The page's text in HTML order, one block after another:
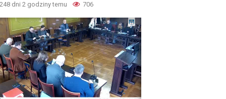
248 dni 2 godziny temu 706